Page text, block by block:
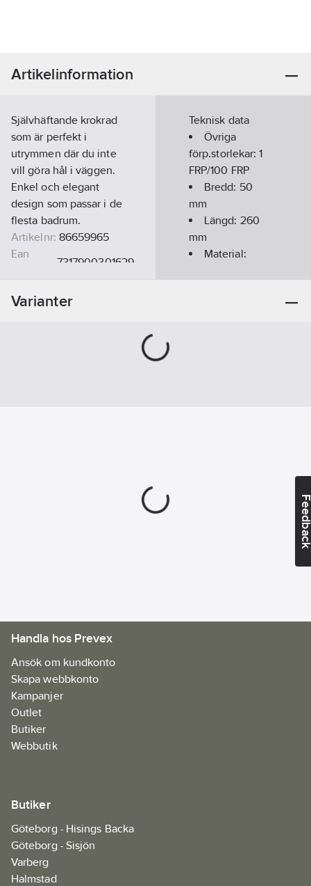
Artikelinformation
Självhäftande krokrad
som är perfekt i
utrymmen där du inte
vill göra hål i väggen.
Enkel och elegant
design som passar i de
flesta badrum.
Artikelnr: 86659965
Ean
7317900301629
Teknisk data
Övriga
förp.storlekar:1
FRP/100 FRP
Bredd: 50
mm
Längd: 260
mm
Material:
Varianter
Handla hos Prevex
Ansök om kundkonto
Skapa webbkonto
Kampanjer
Outlet
Butiker
Webbutik
Butiker
Göteborg - Hisings Backa
Göteborg - Sisjön
Varberg
Halmstad